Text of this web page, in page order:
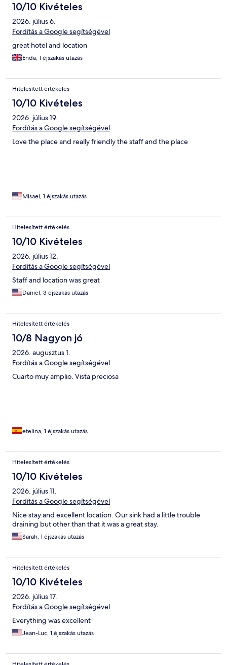
10/10 Kivételes
2026. július 6.
Fordítás a Google segítségével
great hotel and location
Enda, 1 éjszakás utazás
Hitelesített értékelés
10/10 Kivételes
2026. július 19.
Fordítás a Google segítségével
Love the place and really friendly the staff and the place
Misael, 1 éjszakás utazás
Hitelesített értékelés
10/10 Kivételes
2026. július 12.
Fordítás a Google segítségével
Staff and location was great
Daniel, 3 éjszakás utazás
Hitelesített értékelés
10/8 Nagyon jó
2026. augusztus 1.
Fordítás a Google segítségével
Cuarto muy amplio. Vista preciosa
etelina, 1 éjszakás utazás
Hitelesített értékelés
10/10 Kivételes
2026. július 11.
Fordítás a Google segítségével
Nice stay and excellent location. Our sink had a little trouble
draining but other than that it was a great stay.
Sarah, 1 éjszakás utazás
Hitelesített értékelés
10/10 Kivételes
2026. július 17.
Fordítás a Google segítségével
Everything was excellent
Jean-Luc, 1 éjszakás utazás